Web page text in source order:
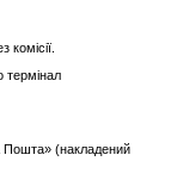
термінал
Пошта» (накладений